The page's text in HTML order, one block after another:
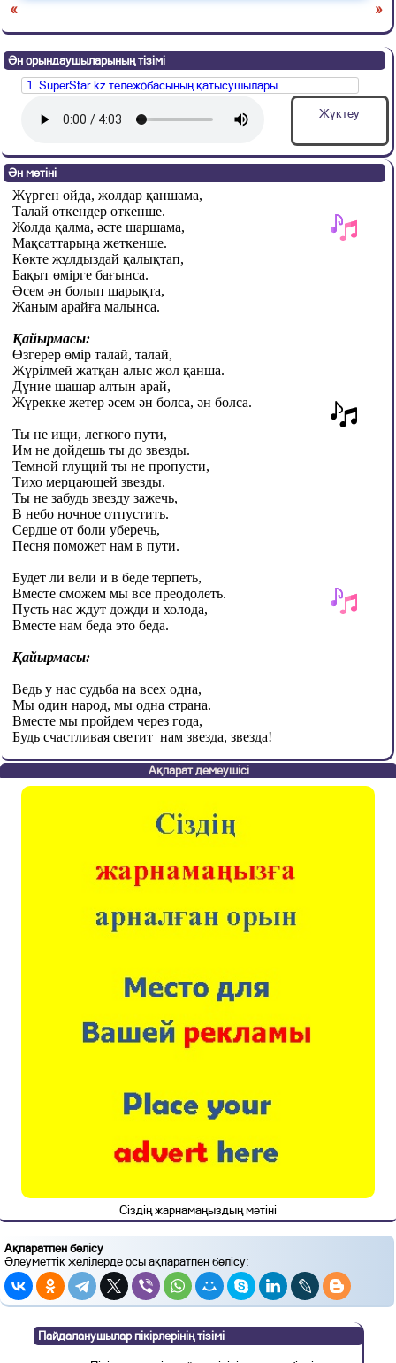
« »
Ән орындаушыларының тізімі
1. SuperStar.kz тележобасының қатысушылары
Жүктеу
Ән мәтіні
Жүрген ойда, жолдар қаншама,
Талай өткендер өткенше.
Жолда қалма, әсте шаршама,
Мақсаттарыңа жеткенше.
Көкте жұлдыздай қалықтап,
Бақыт өмірге бағынса.
Әсем ән болып шарықта,
Жаным арайға малынса.
Қайырмасы:
Өзгерер өмір талай, талай,
Жүрілмей жатқан алыс жол қанша.
Дүние шашар алтын арай,
Жүрекке жетер әсем ән болса, ән болса.
Ты не ищи, легкого пути,
Им не дойдешь ты до звезды.
Темной глущий ты не пропусти,
Тихо мерцающей звезды.
Ты не забудь звезду зажечь,
В небо ночное отпустить.
Сердце от боли уберечь,
Песня поможет нам в пути.
Будет ли вели и в беде терпеть,
Вместе сможем мы все преодолеть.
Пусть нас ждут дожди и холода,
Вместе нам беда это беда.
Қайырмасы:
Ведь у нас судьба на всех одна,
Мы один народ, мы одна страна.
Вместе мы пройдем через года,
Будь счастливая светит нам звезда, звезда!
Ақпарат демеушісі
Сіздің жарнамаңыздың мәтіні
Ақпаратпен бөлісу
Әлеуметтік желілерде осы ақпаратпен бөлісу:
Пайдаланушылар пікірлерінің тізімі